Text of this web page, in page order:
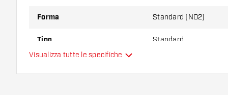
Forma Standard (NO2)
Tipo Standard
Visualizza tutte le specifiche